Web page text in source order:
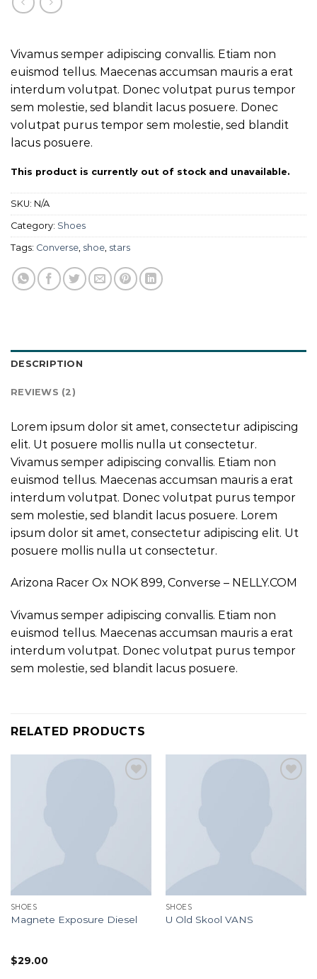
Rated
4.00out
of 5
based on
2
customer
ratings
Vivamus semper adipiscing convallis. Etiam non
euismod tellus. Maecenas accumsan mauris a erat
interdum volutpat. Donec volutpat purus tempor
sem molestie, sed blandit lacus posuere. Donec
volutpat purus tempor sem molestie, sed blandit
lacus posuere.
This product is currently out of stock and unavailable.
SKU: N/A
Category: Shoes
Tags: Converse shoe stars
DESCRIPTION
REVIEWS (2)
Lorem ipsum dolor sit amet, consectetur adipiscing
elit. Ut posuere mollis nulla ut consectetur.
Vivamus semper adipiscing convallis. Etiam non
euismod tellus. Maecenas accumsan mauris a erat
interdum volutpat. Donec volutpat purus tempor
sem molestie, sed blandit lacus posuere. Lorem
ipsum dolor sit amet, consectetur adipiscing elit. Ut
posuere mollis nulla ut consectetur.
Arizona Racer Ox NOK 899, Converse – NELLY.COM
Vivamus semper adipiscing convallis. Etiam non
euismod tellus. Maecenas accumsan mauris a erat
interdum volutpat. Donec volutpat purus tempor
sem molestie, sed blandit lacus posuere.
RELATED PRODUCTS
SHOES
Magnete Exposure Diesel
Rated5.00
out of 5
$29.00
SHOES
U Old Skool VANS